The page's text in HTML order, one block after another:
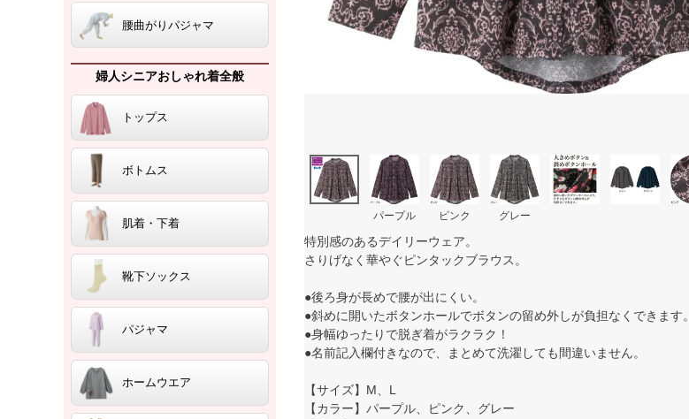
腰曲がりパジャマ
婦人シニアおしゃれ着全般
トップス
ボトムス
肌着・下着
靴下ソックス
パジャマ
ホームウエア
パープル ピンク グレー
特別感のあるデイリーウェア。
さりげなく華やぐピンタックブラウス。
●後ろ身が長めで腰が出にくい。
●斜めに開いたボタンホールでボタンの留め外しが負担なくできます。
●身幅ゆったりで脱ぎ着がラクラク！
●名前記入欄付きなので、まとめて洗濯しても間違いません。
【サイズ】M、L
【カラー】パープル、ピンク、グレー